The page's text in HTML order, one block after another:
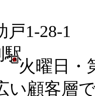
1-28-1
駅
火曜日・
い顧客層